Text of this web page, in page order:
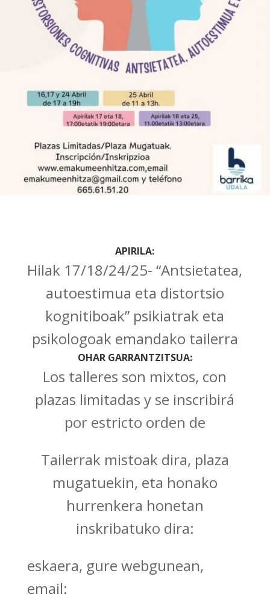
APIRILA:
Hilak 17/18/24/25- “Antsietatea,
autoestimua eta distortsio
kognitiboak” psikiatrak eta
psikologoak emandako tailerra
OHAR GARRANTZITSUA:
Los talleres son mixtos, con
plazas limitadas y se inscribirá
por estricto orden de
Tailerrak mistoak dira, plaza
mugatuekin, eta honako
hurrenkera honetan
inskribatuko dira:
eskaera, gure webgunean,
email: